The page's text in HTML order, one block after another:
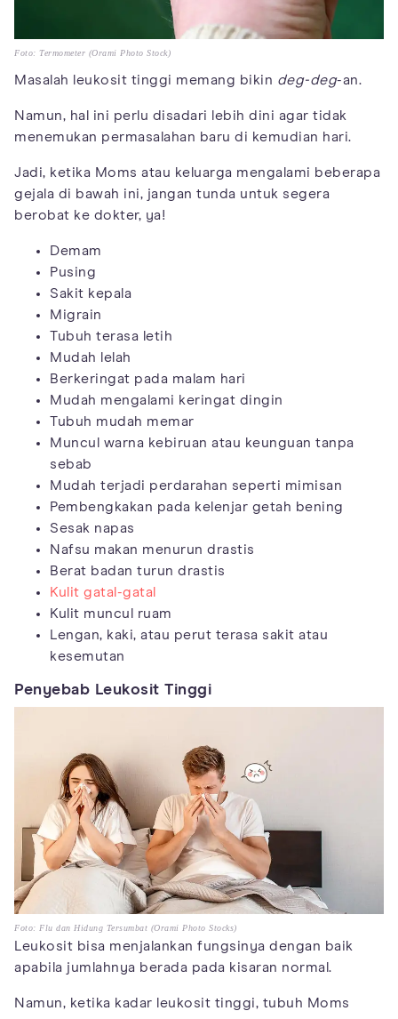
Foto: Termometer (Orami Photo Stock)
Masalah leukosit tinggi memang bikin deg-deg-an.
Namun, hal ini perlu disadari lebih dini agar tidak
menemukan permasalahan baru di kemudian hari.
Jadi, ketika Moms atau keluarga mengalami beberapa
gejala di bawah ini, jangan tunda untuk segera
berobat ke dokter, ya!
Demam
Pusing
Sakit kepala
Migrain
Tubuh terasa letih
Mudah lelah
Berkeringat pada malam hari
Mudah mengalami keringat dingin
Tubuh mudah memar
Muncul warna kebiruan atau keunguan tanpa
sebab
Mudah terjadi perdarahan seperti mimisan
Pembengkakan pada kelenjar getah bening
Sesak napas
Nafsu makan menurun drastis
Berat badan turun drastis
Kulit gatal-gatal
Kulit muncul ruam
Lengan, kaki, atau perut terasa sakit atau
kesemutan
Penyebab Leukosit Tinggi
Foto: Flu dan Hidung Tersumbat (Orami Photo Stocks)
Leukosit bisa menjalankan fungsinya dengan baik
apabila jumlahnya berada pada kisaran normal.
Namun, ketika kadar leukosit tinggi, tubuh Moms